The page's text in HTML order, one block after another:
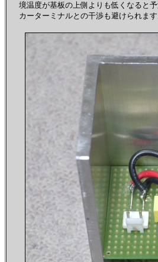
境温度が基板の上側よりも低くなると
カーターミナルとの干渉も避けられます